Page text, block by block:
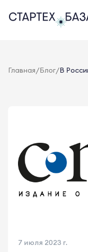
Главная/Блог/В
7 июля 2023 г.